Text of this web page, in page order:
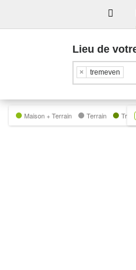
Lieu de
× tremeven
Maison + Terrain Terrain